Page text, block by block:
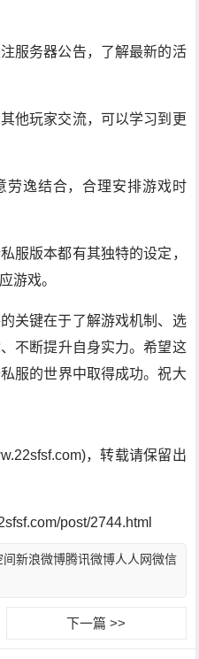
服务器公告，了解最新的活
他玩家交流，可以学习到更
劳逸结合，合理安排游戏时
服版本都有其独特的设定，
游戏。
关键在于了解游戏机制、选
不断提升自身实力。希望这
服的世界中取得成功。祝大
，转载请保留出
post/2744.html
新浪微博腾讯微博人人网微信
下一篇 >>